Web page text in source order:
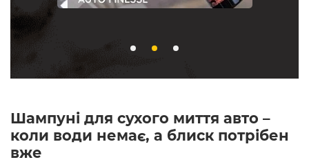
Шампуні для сухого миття авто –
коли води немає, а блиск потрібен
вже